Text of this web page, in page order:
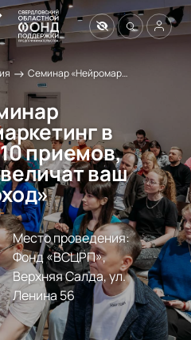
→ Семинар «Нейромаркетинг в бизнесе: 10 приемов, которые увеличат ваш доход»
в
приемов,
ваш
Место проведения:
Фонд «ВСЦРП»,
Верхняя Салда, ул.
Ленина 56